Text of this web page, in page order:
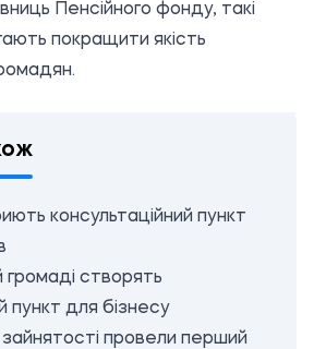
Пенсійного фонду, такі
покращити якість
консультаційний пункт
громаді створять
пункт для бізнесу
провели перший